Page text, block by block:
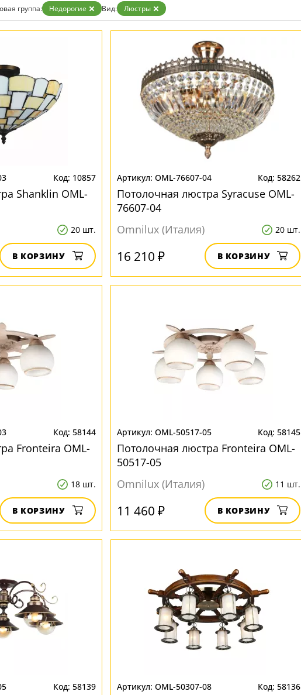
Золото
Прозрачные
Хром
группа: Недорогие Вид: Люстры
10857
Shanklin OML-
20 шт.
В КОРЗИНУ
OML-76607-04 58262
Потолочная люстра Syracuse OML-
76607-04
Omnilux (Италия)
20 шт.
16 210 ₽ В КОРЗИНУ
58144
Fronteira OML-
18 шт.
В КОРЗИНУ
OML-50517-05 58145
Потолочная люстра Fronteira OML-
50517-05
Omnilux (Италия)
11 шт.
11 460 ₽ В КОРЗИНУ
58139 OML-50307-08 58136